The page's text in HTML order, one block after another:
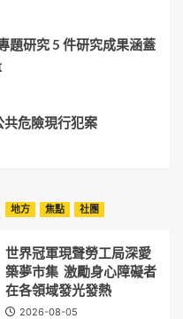
題研究 5 件研究成果涵蓋
危險現行犯案
地方 焦點 社團
世界冠軍現聲勞工局深愛
築夢市集 激勵身心障礙者
在各領域發光發熱
2026-08-05